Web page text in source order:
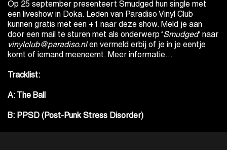
Op 25 september presenteert Smudged hun single met
een liveshow in Doka. Leden van Paradiso Vinyl Club
kunnen gratis met een +1 naar deze show. Meld je aan
door een mail te sturen met als onderwerp ‘Smudged‘ naar
vinylclub@paradiso.nlen vermeld erbij of je in je eentje
komt of iemand meeneemt. Meer informatie…
Tracklist:
A: The Ball
B: PPSD (Post-Punk Stress Disorder)